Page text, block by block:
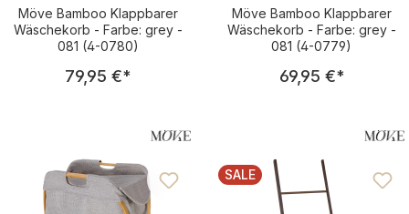
Möve Bamboo Klappbarer
Wäschekorb - Farbe: grey -
081 (4-0780)
Regulärer Preis:
79,95 €*
Möve Bamboo Klappbarer
Wäschekorb - Farbe: grey -
081 (4-0779)
Regulärer
69,95 €*
RABATT
SALE